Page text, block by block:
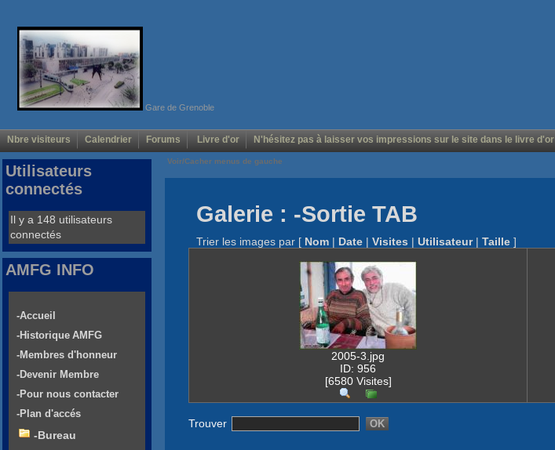
Gare de Grenoble
Nbre visiteurs Calendrier Forums Livre d'or N'hésitez pas à laisser vos impressions sur le site dans le livre d'or
Voir/Cacher menus de gauche
Galerie : -Sortie TAB
Trier les images par [ Nom | Date | Visites | Utilisateur| Taille ]
2005-3.jpg
ID: 956
[6580 Visites]
Trouver
Utilisateurs
connectés
Il y a 148 utilisateurs
connectés
AMFG INFO
-Accueil
-Historique AMFG
-Membres d'honneur
-Devenir Membre
-Pour nous contacter
-Plan d'accés
-Bureau